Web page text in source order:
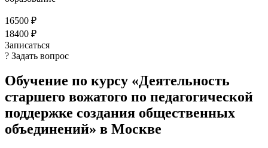
16500 ₽
18400 ₽
Записаться
? Задать вопрос
Обучение по курсу «Деятельность
старшего вожатого по педагогической
поддержке создания общественных
объединений» в Москве